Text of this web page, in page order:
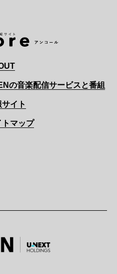
の音楽配信サービスと番組
イト
トマップ